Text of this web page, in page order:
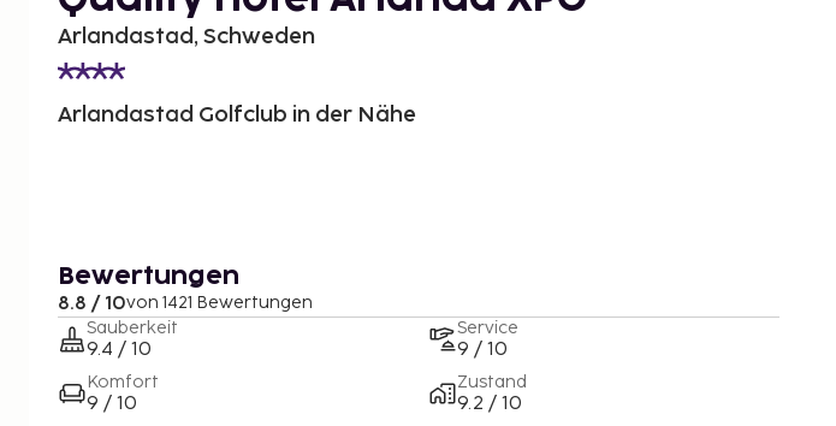
Arlandastad, Schweden
Arlandastad Golfclub in der Nähe
Bewertungen
8.8 / 10von 1421 Bewertungen
Sauberkeit
9.4 / 10
Komfort
9 / 10
Service
9 / 10
Zustand
9.2 / 10